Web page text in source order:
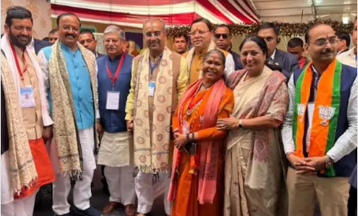
d
a
n
e
m
a